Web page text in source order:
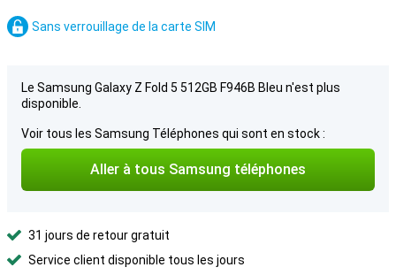
Sans verrouillage de la carte SIM
Le Samsung Galaxy Z Fold 5 512GB F946B Bleu n'est plus
disponible.
Voir tous les Samsung Téléphones qui sont en stock :
Aller à tous Samsung téléphones
31 jours de retour gratuit
Service client disponible tous les jours